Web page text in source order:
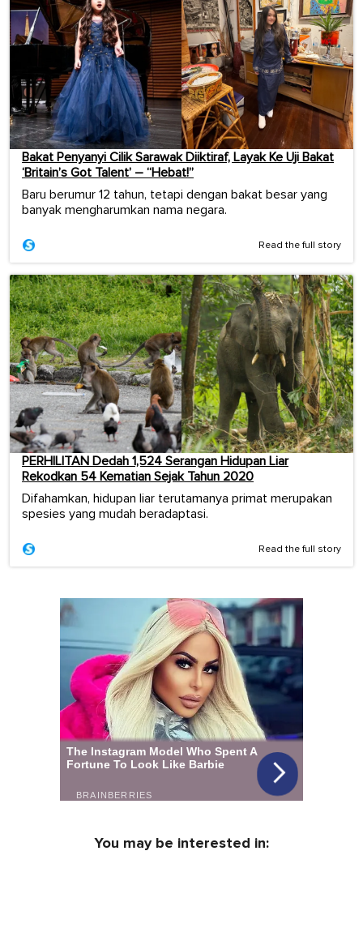
Bakat Penyanyi Cilik Sarawak Diiktiraf, Layak Ke Uji Bakat
‘Britain’s Got Talent’ – “Hebat!”
Baru berumur 12 tahun, tetapi dengan bakat besar yang
banyak mengharumkan nama negara.
Read the full story
PERHILITAN Dedah 1,524 Serangan Hidupan Liar
Rekodkan 54 Kematian Sejak Tahun 2020
Difahamkan, hidupan liar terutamanya primat merupakan
spesies yang mudah beradaptasi.
Read the full story
You may be interested in: